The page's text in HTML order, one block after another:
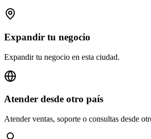
Expandir tu negocio
Expandir tu negocio en esta ciudad.
Atender desde otro país
Atender ventas, soporte o consultas desde